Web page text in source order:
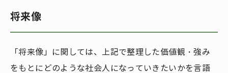
将来像
「将来像」に関しては、上記で整理した価値観・強み
をもとにどのような社会人になっていきたいかを言語